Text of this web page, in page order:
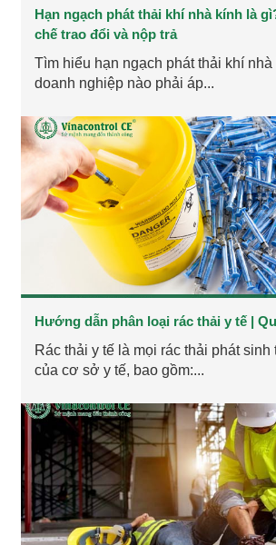
Hạn ngạch phát thải khí nhà kính là
chế trao đổi và nộp trả
Tìm hiểu hạn ngạch phát thải khí nhà
doanh nghiệp nào phải áp...
Hướng dẫn phân loại rác thải y tế |
Rác thải y tế là mọi rác thải phát sinh
của cơ sở y tế, bao gồm:...